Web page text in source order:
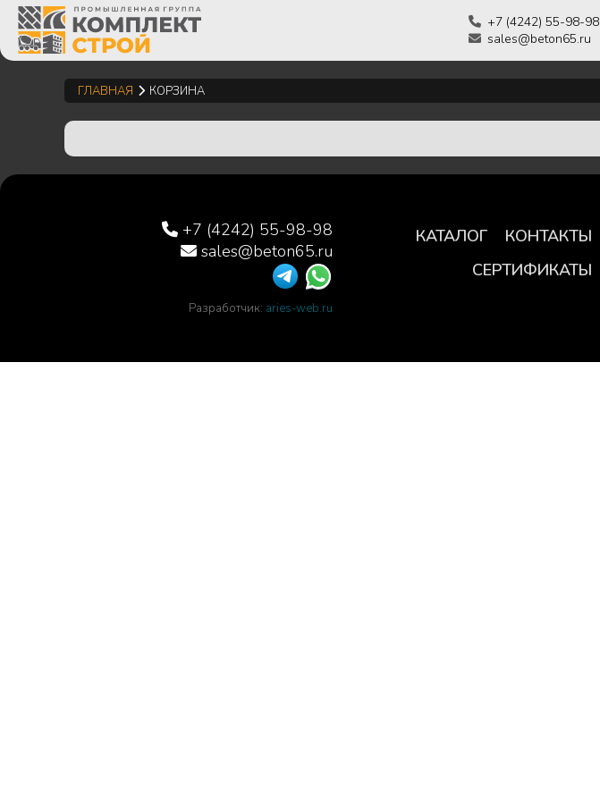
+7 (4242) 55-98-98
sales@beton65.ru
ГЛАВНАЯ КОРЗИНА
+7 (4242) 55-98-98
sales@beton65.ru
Разработчик: aries-web.ru
КАТАЛОГ
КОНТАКТЫ
СЕРТИФИКАТЫ